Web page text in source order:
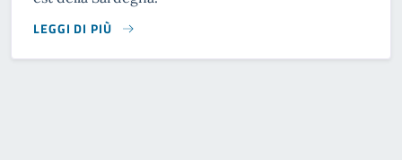
LEGGI DI PIÙ
READ MORE